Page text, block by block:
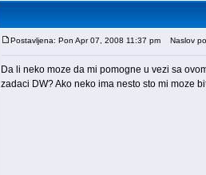
Postavljena: Pon Apr 07, 2008 11:37 pm Naslov
Da li neko moze da mi pomogne u vezi sa
zadaci DW? Ako neko ima nesto sto mi moze